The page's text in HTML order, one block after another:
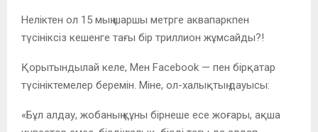
Неліктен ол 15 мың шаршы метрге аквапаркпен
түсініксіз кешенге тағы бір триллион жұмсайды?!
Қорытындылай келе, Мен Facebook — пен бірқатар
түсініктемелер беремін. Міне, ол-халықтың дауысы:
«Бұл алдау, жобаның құны бірнеше есе жоғары, ақша